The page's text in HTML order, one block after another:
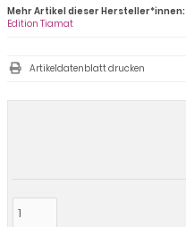
Mehr Artikel dieser Hersteller*innen:
Edition Tiamat
Artikeldatenblatt drucken